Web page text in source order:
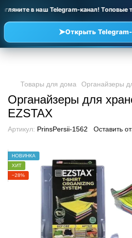
в наш Telegram-канал! Топовые
➤Открыть
Товары для дома Органайзеры
Органайзеры для
EZSTAX
Артикул: PrinsPersii-1562 Оставить
НОВИНКА
ХИТ
−28%